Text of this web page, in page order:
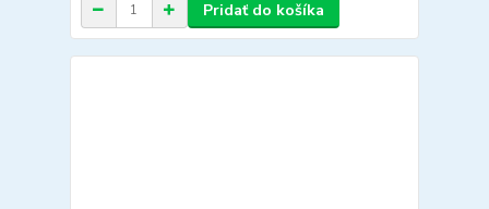
Pridať do košíka